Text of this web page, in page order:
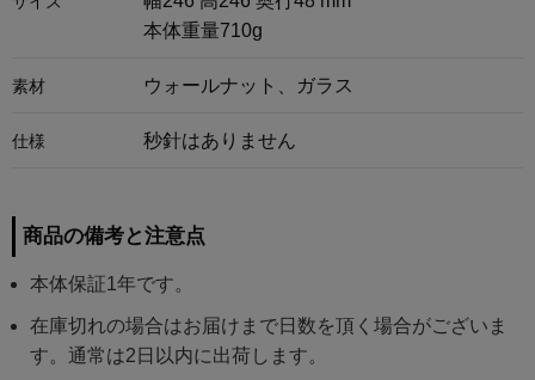
本体重量710g
素材 ウォールナット、ガラス
仕様 秒針はありません
商品の備考と注意点
本体保証1年です。
在庫切れの場合はお届けまで日数を頂く場合がございま
す。通常は2日以内に出荷します。